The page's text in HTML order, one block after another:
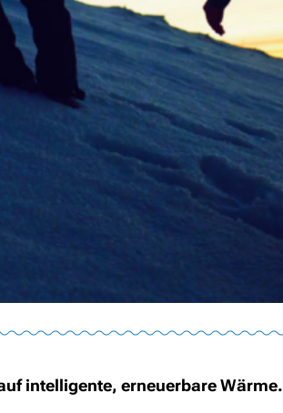
intelligente, erneuerbare Wärme.